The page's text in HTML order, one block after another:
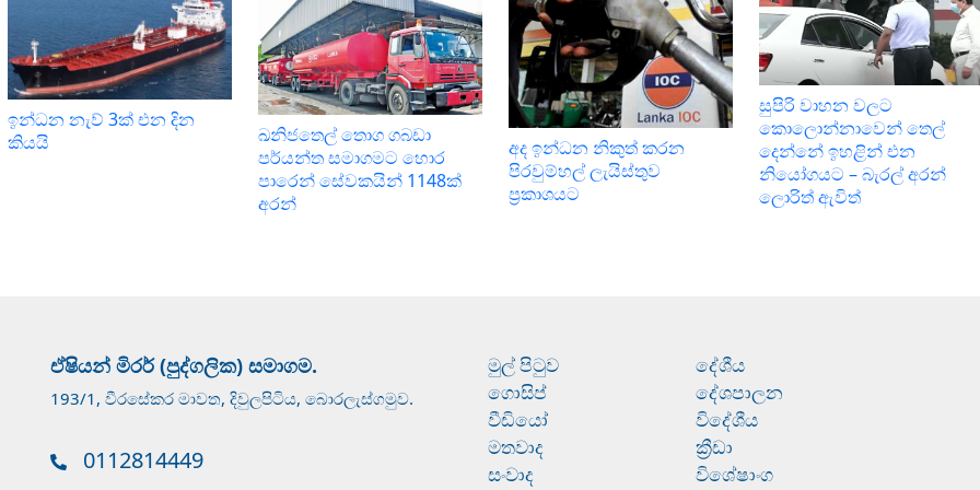
ඉන්ධන නැව් 3ක් එන දින
කියයි
ඛනිජතෙල් තොග ගබඩා
පර්යන්ත සමාගමට හොර
පාරෙන් සේවකයින් 1148ක්
අරන්
අද ඉන්ධන නිකුත් කරන
පිරවුම්හල් ලැයිස්තුව
ප්‍රකාශයට
සුපිරි වාහන වලට
කොලොන්නාවෙන් තෙල්
දෙන්නේ ඉහළින් එන
නියෝගයට – බැරල් අරන්
ලොරිත් ඇවිත්
ඒෂියන් මිරර් (පුද්ගලික) සමාගම.
193/1, වීරසේකර මාවත, දිවුලපිටිය, බොරලැස්ගමුව.
0112814449
මුල් පිටුව
ගොසිප්
වීඩියෝ
මතවාද
සංවාද
දේශීය
දේශපාලන
විදේශීය
ක්‍රීඩා
විශේෂාංග